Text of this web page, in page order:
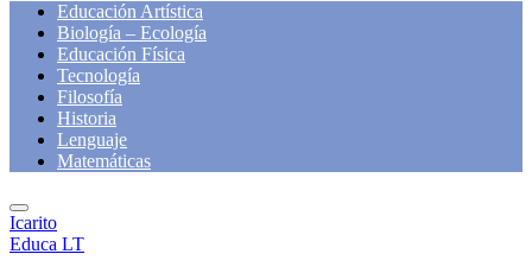
Educación Artística
Biología – Ecología
Educación Física
Tecnología
Filosofía
Historia
Lenguaje
Matemáticas
Icarito
Educa LT